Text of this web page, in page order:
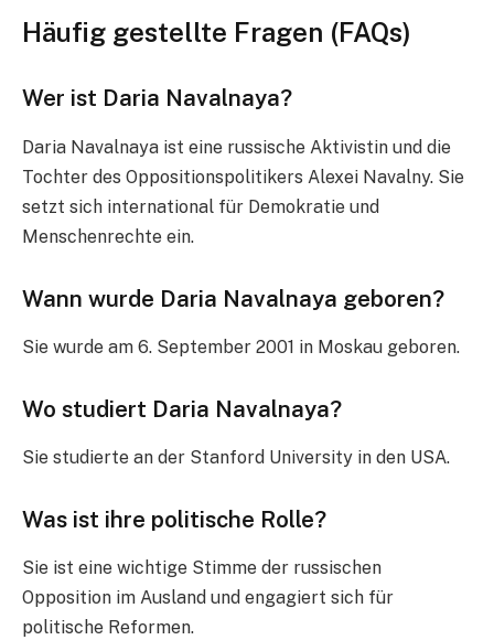
Häufig gestellte Fragen (FAQs)
Wer ist Daria Navalnaya?
Daria Navalnaya ist eine russische Aktivistin und die
Tochter des Oppositionspolitikers Alexei Navalny. Sie
setzt sich international für Demokratie und
Menschenrechte ein.
Wann wurde Daria Navalnaya geboren?
Sie wurde am 6. September 2001 in Moskau geboren.
Wo studiert Daria Navalnaya?
Sie studierte an der Stanford University in den USA.
Was ist ihre politische Rolle?
Sie ist eine wichtige Stimme der russischen
Opposition im Ausland und engagiert sich für
politische Reformen.